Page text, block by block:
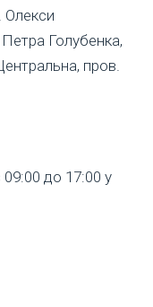
Олекси
Петра Голубенка,
пров.
09:00 до 17:00 у